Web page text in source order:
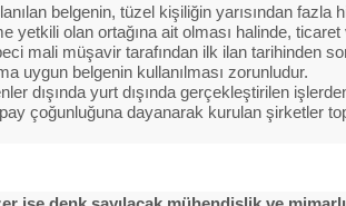
belgenin, tüzel kişiliğin yarısından fazla
olan ortağına ait olması halinde,
mali müşavir tarafından ilk ilan tarihinden
uygun belgenin kullanılması zorunludur.
dışında yurt dışında gerçekleştirilen
çoğunluğuna dayanarak kurulan şirketler